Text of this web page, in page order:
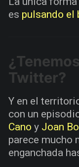
es pulsando el
Twitter?
Y en el
con un
Cano y Joan
parece mucho
enganchada